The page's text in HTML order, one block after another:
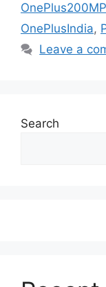
OnePlusIndia,
Leave a
Search